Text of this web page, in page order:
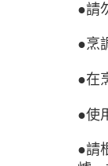
●請
●烹
●在
●使
●請